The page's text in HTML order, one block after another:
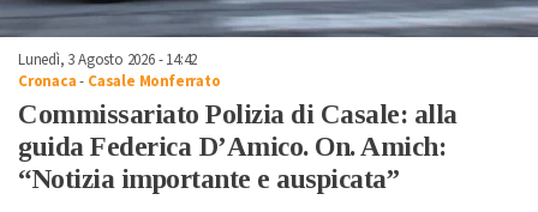
Lunedì, 3 Agosto 2026 - 14:42
Cronaca- Casale Monferrato
Commissariato Polizia di Casale: alla
guida Federica D’Amico. On. Amich:
“Notizia importante e auspicata”